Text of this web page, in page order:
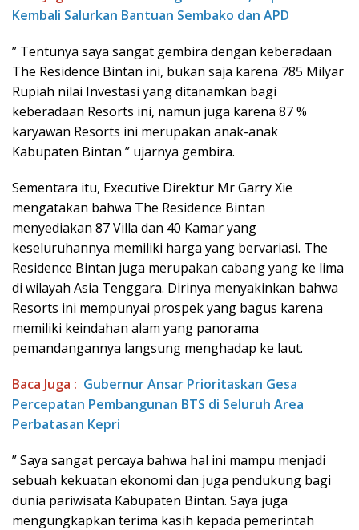
Kembali Salurkan Bantuan Sembako dan APD
” Tentunya saya sangat gembira dengan keberadaan
The Residence Bintan ini, bukan saja karena 785 Milyar
Rupiah nilai Investasi yang ditanamkan bagi
keberadaan Resorts ini, namun juga karena 87 %
karyawan Resorts ini merupakan anak-anak
Kabupaten Bintan ” ujarnya gembira.
Sementara itu, Executive Direktur Mr Garry Xie
mengatakan bahwa The Residence Bintan
menyediakan 87 Villa dan 40 Kamar yang
keseluruhannya memiliki harga yang bervariasi. The
Residence Bintan juga merupakan cabang yang ke lima
di wilayah Asia Tenggara. Dirinya menyakinkan bahwa
Resorts ini mempunyai prospek yang bagus karena
memiliki keindahan alam yang panorama
pemandangannya langsung menghadap ke laut.
Baca Juga : Gubernur Ansar Prioritaskan Gesa
Percepatan Pembangunan BTS di Seluruh Area
Perbatasan Kepri
” Saya sangat percaya bahwa hal ini mampu menjadi
sebuah kekuatan ekonomi dan juga pendukung bagi
dunia pariwisata Kabupaten Bintan. Saya juga
mengungkapkan terima kasih kepada pemerintah